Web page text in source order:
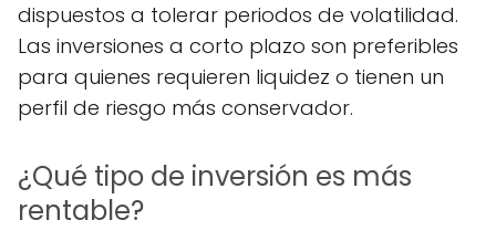
dispuestos a tolerar periodos de volatilidad.
Las inversiones a corto plazo son preferibles
para quienes requieren liquidez o tienen un
perfil de riesgo más conservador.
¿Qué tipo de inversión es más
rentable?